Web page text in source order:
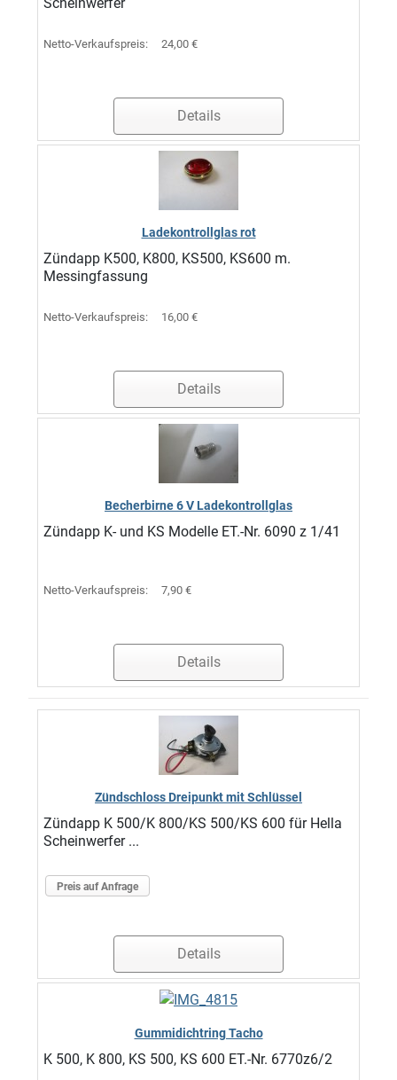
Netto-Verkaufspreis: 24,00 €
Details
Ladekontrollglas rot
Zündapp K500, K800, KS500, KS600 m.
Messingfassung
Netto-Verkaufspreis: 16,00 €
Details
Becherbirne 6 V Ladekontrollglas
Zündapp K- und KS Modelle ET.-Nr. 6090 z 1/41
Netto-Verkaufspreis: 7,90 €
Details
Zündschloss Dreipunkt mit Schlüssel
Zündapp K 500/K 800/KS 500/KS 600 für Hella
Scheinwerfer ...
Preis auf Anfrage
Details
Gummidichtring Tacho
K 500, K 800, KS 500, KS 600 ET.-Nr. 6770z6/2